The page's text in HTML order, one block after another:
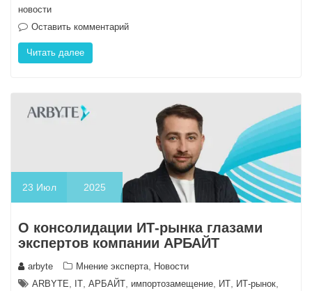
новости
Оставить комментарий
Читать далее
23 Июл 2025
О консолидации ИТ-рынка глазами
экспертов компании АРБАЙТ
arbyte Мнение эксперта
Новости
ARBYTE
IT АРБАЙТ импортозамещение ИТ ИТ-рынок